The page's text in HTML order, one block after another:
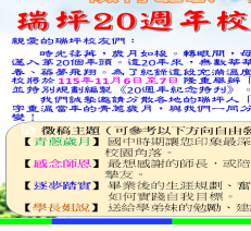
學年度第